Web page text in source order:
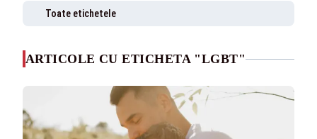
Toate etichetele
ARTICOLE CU ETICHETA "LGBT"